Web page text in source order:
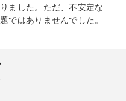
ました。ただ、不安定な
ではありませんでした。